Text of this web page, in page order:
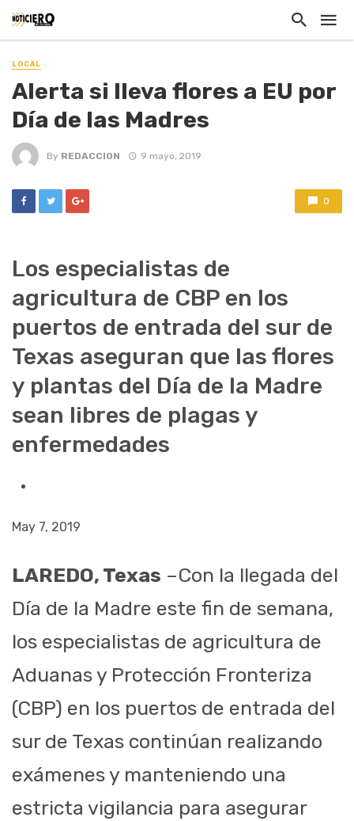
LOCAL
Alerta si lleva flores a EU por
Día de las Madres
By REDACCION 9 mayo, 2019
0
Los especialistas de
agricultura de CBP en los
puertos de entrada del sur de
Texas aseguran que las flores
y plantas del Día de la Madre
sean libres de plagas y
enfermedades
May 7, 2019
LAREDO, Texas –Con la llegada del
Día de la Madre este fin de semana,
los especialistas de agricultura de
Aduanas y Protección Fronteriza
(CBP) en los puertos de entrada del
sur de Texas continúan realizando
exámenes y manteniendo una
estricta vigilancia para asegurar